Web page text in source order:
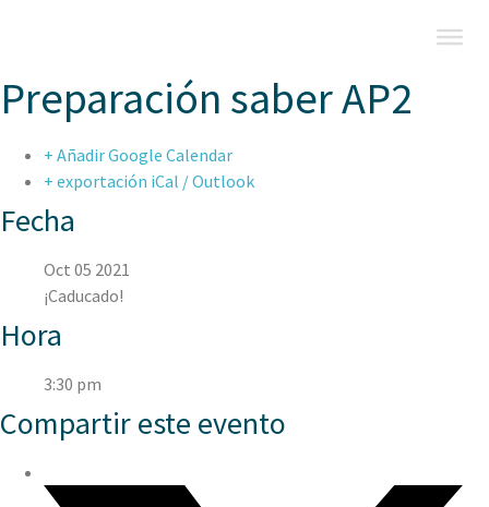
Preparación saber AP2
+ Añadir Google Calendar
+ exportación iCal / Outlook
Fecha
Oct 05 2021
¡Caducado!
Hora
3:30 pm
Compartir este evento